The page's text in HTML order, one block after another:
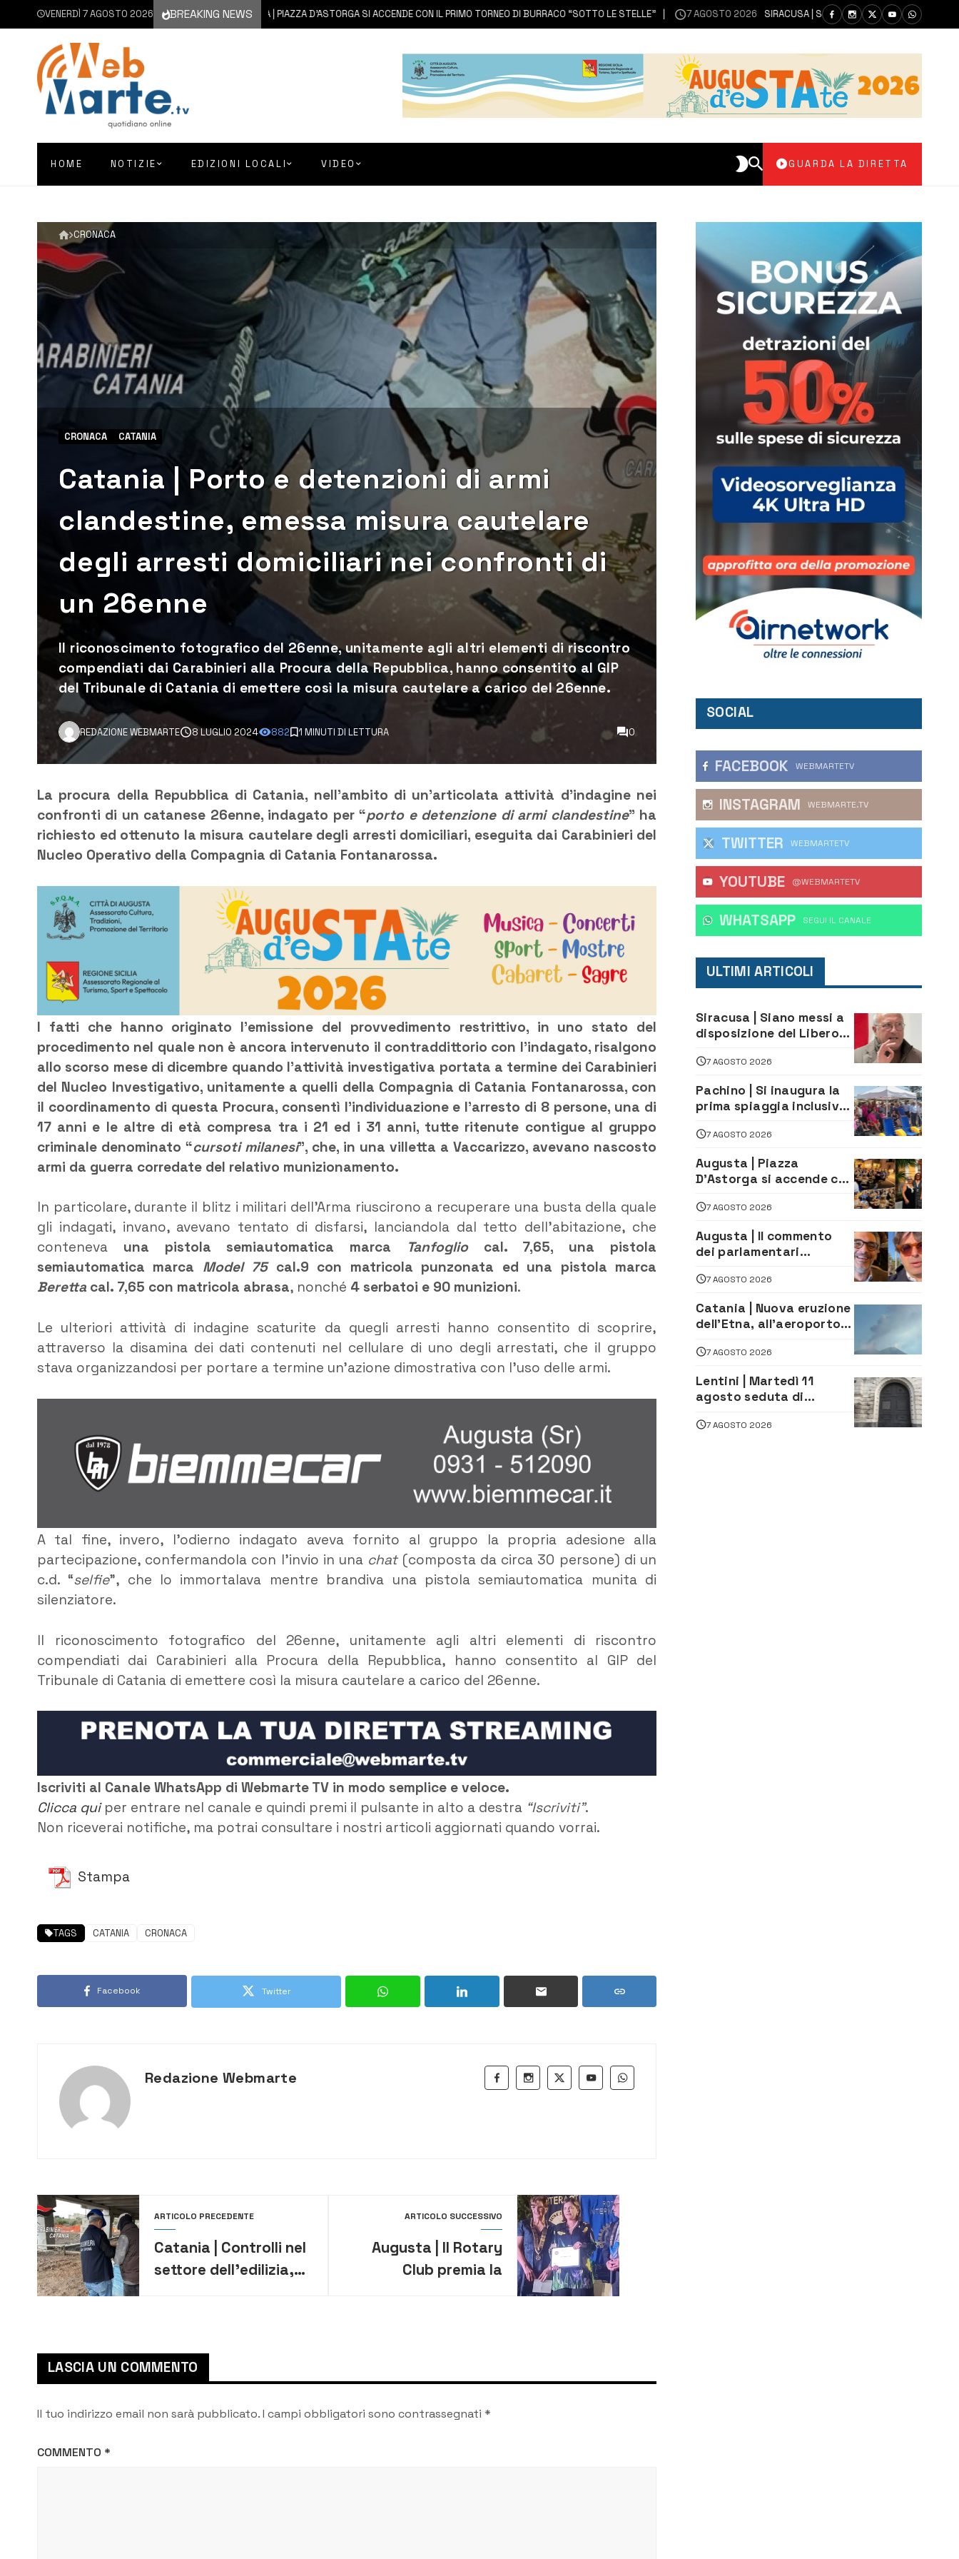
VENERDÌ 7 AGOSTO 2026 BREAKING NEWS
7 AGOSTO 2026 AUGUSTA | PIAZZA D’ASTORGA SI ACCENDE CON IL PRIMO TORNEO DI BURRACO “SOTTO LE STELLE” 7 AGOSTO 2026 SIRACUSA | SIANO MESSI A DISPOSIZIONE DEL
HOME NOTIZIE EDIZIONI LOCALI VIDEO GUARDA LA DIRETTA
CRONACA
CRONACA CATANIA
Catania | Porto e detenzioni di armi
clandestine, emessa misura cautelare
degli arresti domiciliari nei confronti di
un 26enne
Il riconoscimento fotografico del 26enne, unitamente agli altri elementi di riscontro
compendiati dai Carabinieri alla Procura della Repubblica, hanno consentito al GIP
del Tribunale di Catania di emettere così la misura cautelare a carico del 26enne.
REDAZIONE WEBMARTE 8 LUGLIO 2024 882 1 MINUTI DI LETTURA 0
La procura della Repubblica di Catania, nell’ambito di un’articolata attività d’indagine nei
confronti di un catanese 26enne, indagato per “porto e detenzione di armi clandestine” ha
richiesto ed ottenuto la misura cautelare degli arresti domiciliari, eseguita dai Carabinieri del
Nucleo Operativo della Compagnia di Catania Fontanarossa.
I fatti che hanno originato l’emissione del provvedimento restrittivo, in uno stato del
procedimento nel quale non è ancora intervenuto il contraddittorio con l’indagato, risalgono
allo scorso mese di dicembre quando l’attività investigativa portata a termine dei Carabinieri
del Nucleo Investigativo, unitamente a quelli della Compagnia di Catania Fontanarossa, con
il coordinamento di questa Procura, consentì l’individuazione e l’arresto di 8 persone, una di
17 anni e le altre di età compresa tra i 21 ed i 31 anni, tutte ritenute contigue al gruppo
criminale denominato “cursoti milanesi”, che, in una villetta a Vaccarizzo, avevano nascosto
armi da guerra corredate del relativo munizionamento.
In particolare, durante il blitz i militari dell’Arma riuscirono a recuperare una busta della quale
gli indagati, invano, avevano tentato di disfarsi, lanciandola dal tetto dell’abitazione, che
conteneva una pistola semiautomatica marca Tanfogliocal. 7,65, una pistola
semiautomatica marca Model 75cal.9 con matricola punzonata ed una pistola marca
Beretta cal. 7,65 con matricola abrasa, nonché 4 serbatoi e 90 munizioni.
Le ulteriori attività di indagine scaturite da quegli arresti hanno consentito di scoprire,
attraverso la disamina dei dati contenuti nel cellulare di uno degli arrestati, che il gruppo
stava organizzandosi per portare a termine un’azione dimostrativa con l’uso delle armi.
A tal fine, invero, l’odierno indagato aveva fornito al gruppo la propria adesione alla
partecipazione, confermandola con l’invio in una chat(composta da circa 30 persone) di un
c.d. “selfie”, che lo immortalava mentre brandiva una pistola semiautomatica munita di
silenziatore.
Il riconoscimento fotografico del 26enne, unitamente agli altri elementi di riscontro
compendiati dai Carabinieri alla Procura della Repubblica, hanno consentito al GIP del
Tribunale di Catania di emettere così la misura cautelare a carico del 26enne.
Iscriviti al Canale WhatsApp di Webmarte TV in modo semplice e veloce.
Clicca quiper entrare nel canale e quindi premi il pulsante in alto a destra “Iscriviti”.
Non riceverai notifiche, ma potrai consultare i nostri articoli aggiornati quando vorrai.
Stampa
TAGS CATANIA CRONACA
Facebook Twitter
Redazione Webmarte
ARTICOLO PRECEDENTE
Catania | Controlli nel
settore dell’edilizia,
ARTICOLO SUCCESSIVO
Augusta | Il Rotary
Club premia la
LASCIA UN COMMENTO
Il tuo indirizzo email non sarà pubblicato.I campi obbligatori sono contrassegnati *
COMMENTO *
SOCIAL
FACEBOOK WEBMARTETV
INSTAGRAM WEBMARTE.TV
TWITTER WEBMARTETV
YOUTUBE @WEBMARTETV
WHATSAPP ‎SEGUI IL CANALE
ULTIMI ARTICOLI
Siracusa | Siano messi a
disposizione del Libero
relativi alla
privatizzazione della Sac
7 AGOSTO 2026
Pachino | Si inaugura la
prima spiaggia inclusiva
assistenza e prevenzione
aperte a tutti
7 AGOSTO 2026
Augusta | Piazza
D’Astorga si accende con
Burraco “Sotto le Stelle”
7 AGOSTO 2026
Augusta | Il commento
dei parlamentari
firma del contatto per il
depuratore
7 AGOSTO 2026
Catania | Nuova eruzione
dell’Etna, all’aeroporto
dirottati
7 AGOSTO 2026
Lentini | Martedì 11
agosto seduta di
7 AGOSTO 2026